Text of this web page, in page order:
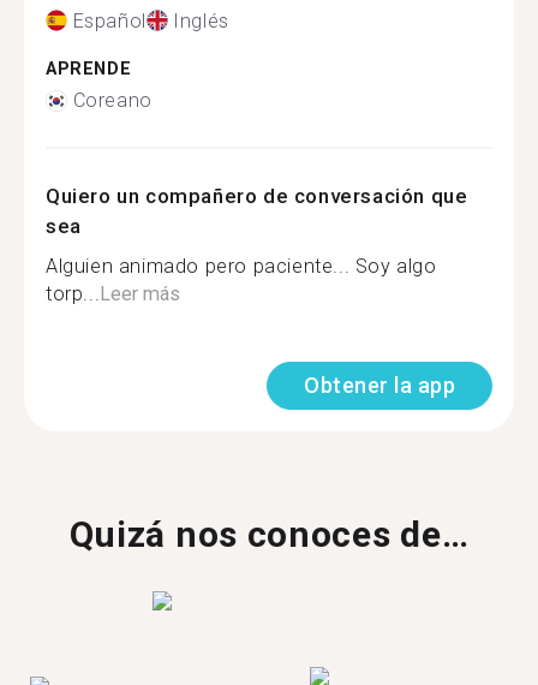
Español Inglés
APRENDE
Coreano
Quiero un compañero de conversación que
sea
Alguien animado pero paciente... Soy algo
torp...Leer más
Obtener la app
Quizá nos conoces de…